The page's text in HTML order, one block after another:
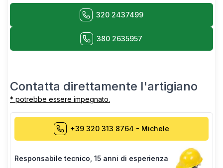
320 2437499
380 2635957
Contatta direttamente l'artigiano
* potrebbe essere impegnato.
+39 320 313 8764 - Michele
Responsabile tecnico 15 anni di esperienza